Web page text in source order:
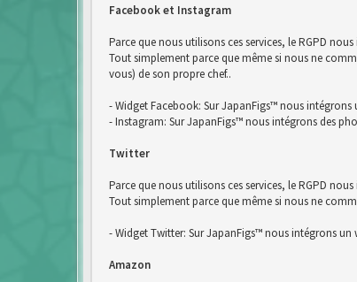
Facebook et Instagram
Parce que nous utilisons ces services, le RGPD
Tout simplement parce que même si nous ne
vous) de son propre chef..
- Widget Facebook: Sur JapanFigs™ nous intégrons
- Instagram: Sur JapanFigs™ nous intégrons des
Twitter
Parce que nous utilisons ces services, le RGPD
Tout simplement parce que même si nous ne
- Widget Twitter: Sur JapanFigs™ nous intégrons un
Amazon